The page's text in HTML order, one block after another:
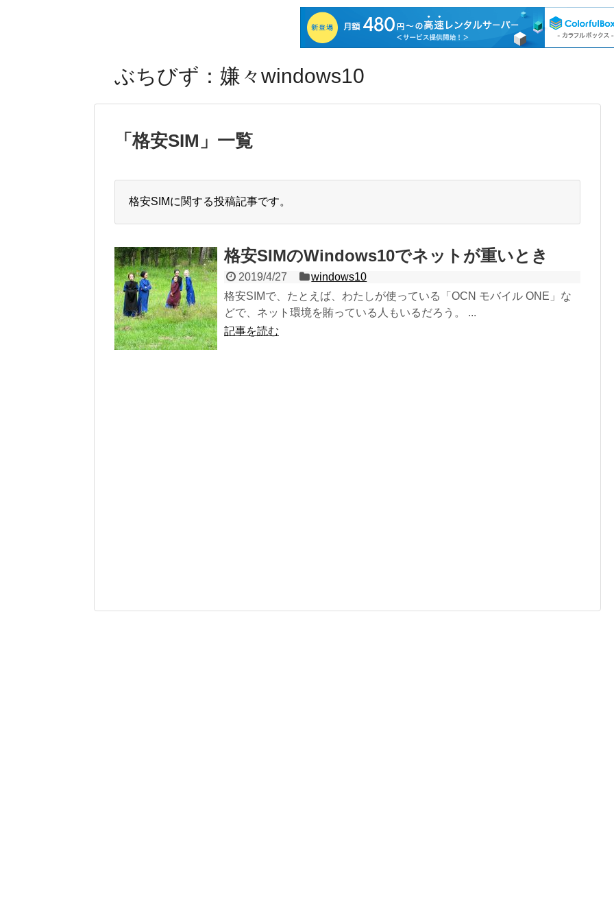
ぶちびず：嫌々windows10
「格安SIM 」 一覧
格安SIMに関する投稿記事です。
格安SIMのWindows10でネットが重いとき
2019/4/27
windows10
格安SIMで、たとえば、わたしが使っている「OCN モバイル ONE」な
どで、ネット環境を賄っている人もいるだろう。 ...
記事を読む